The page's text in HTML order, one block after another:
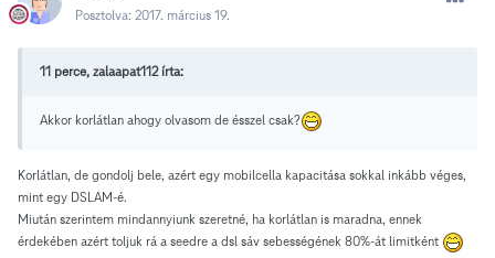
Posztolva: 2017. március 19.
11 perce, zalaapat112 írta:
Akkor korlátlan ahogy olvasom de ésszel csak?
Korlátlan, de gondolj bele, azért egy mobilcella kapacitása sokkal inkább véges,
mint egy DSLAM-é.
Miután szerintem mindannyiunk szeretné, ha korlátlan is maradna, ennek
érdekében azért toljuk rá a seedre a dsl sáv sebességének 80%-át limitként